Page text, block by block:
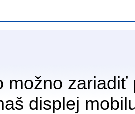
možno
displej